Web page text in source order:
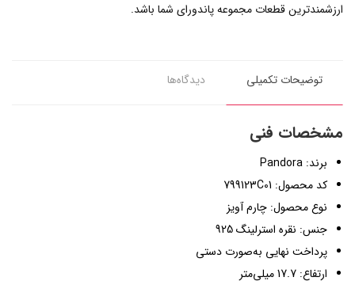
ارزشمندترین قطعات مجموعه پاندورای شما باشد.
توضیحات تکمیلی دیدگاه‌ها
مشخصات فنی
برند: Pandora
کد محصول: 799123C01
نوع محصول: چارم آویز
جنس: نقره استرلینگ 925
پرداخت نهایی به‌صورت دستی
ارتفاع: 17.7 میلی‌متر